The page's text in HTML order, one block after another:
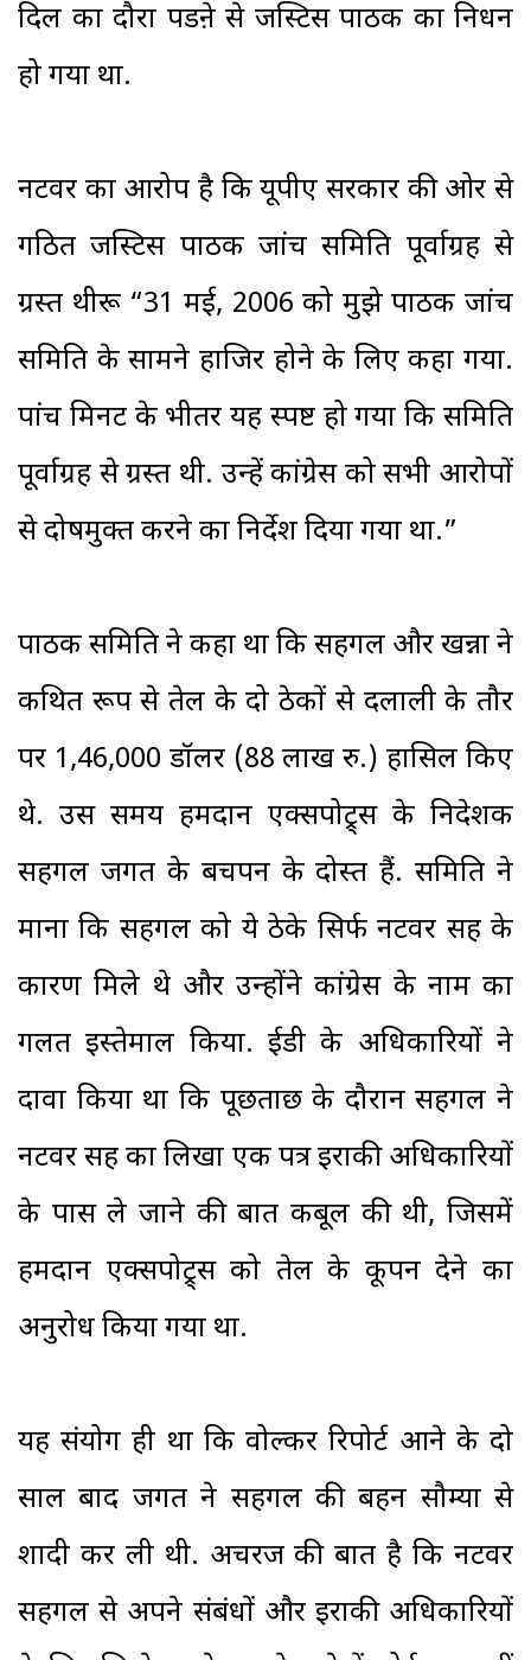
दिल का दौरा पडऩे से जस्टिस पाठक का निधन
हो गया था.
नटवर का आरोप है कि यूपीए सरकार की ओर से
गठित जस्टिस पाठक जांच समिति पूर्वाग्रह से
ग्रस्त थीरू “31 मई, 2006 को मुझे पाठक जांच
समिति के सामने हाजिर होने के लिए कहा गया.
पांच मिनट के भीतर यह स्पष्ट हो गया कि समिति
पूर्वाग्रह से ग्रस्त थी. उन्हें कांग्रेस को सभी आरोपों
से दोषमुक्त करने का निर्देश दिया गया था.”
पाठक समिति ने कहा था कि सहगल और खन्ना ने
कथित रूप से तेल के दो ठेकों से दलाली के तौर
पर 1,46,000 डॉलर (88 लाख रु.) हासिल किए
थे. उस समय हमदान एक्सपोट्र्स के निदेशक
सहगल जगत के बचपन के दोस्त हैं. समिति ने
माना कि सहगल को ये ठेके सिर्फ नटवर सिंह के
कारण मिले थे और उन्होंने कांग्रेस के नाम का
गलत इस्तेमाल किया. ईडी के अधिकारियों ने
दावा किया था कि पूछताछ के दौरान सहगल ने
नटवर सिंह का लिखा एक पत्र इराकी अधिकारियों
के पास ले जाने की बात कबूल की थी, जिसमें
हमदान एक्सपोट्र्स को तेल के कूपन देने का
अनुरोध किया गया था.
यह संयोग ही था कि वोल्कर रिपोर्ट आने के दो
साल बाद जगत ने सहगल की बहन सौम्या से
शादी कर ली थी. अचरज की बात है कि नटवर
सहगल से अपने संबंधों और इराकी अधिकारियों